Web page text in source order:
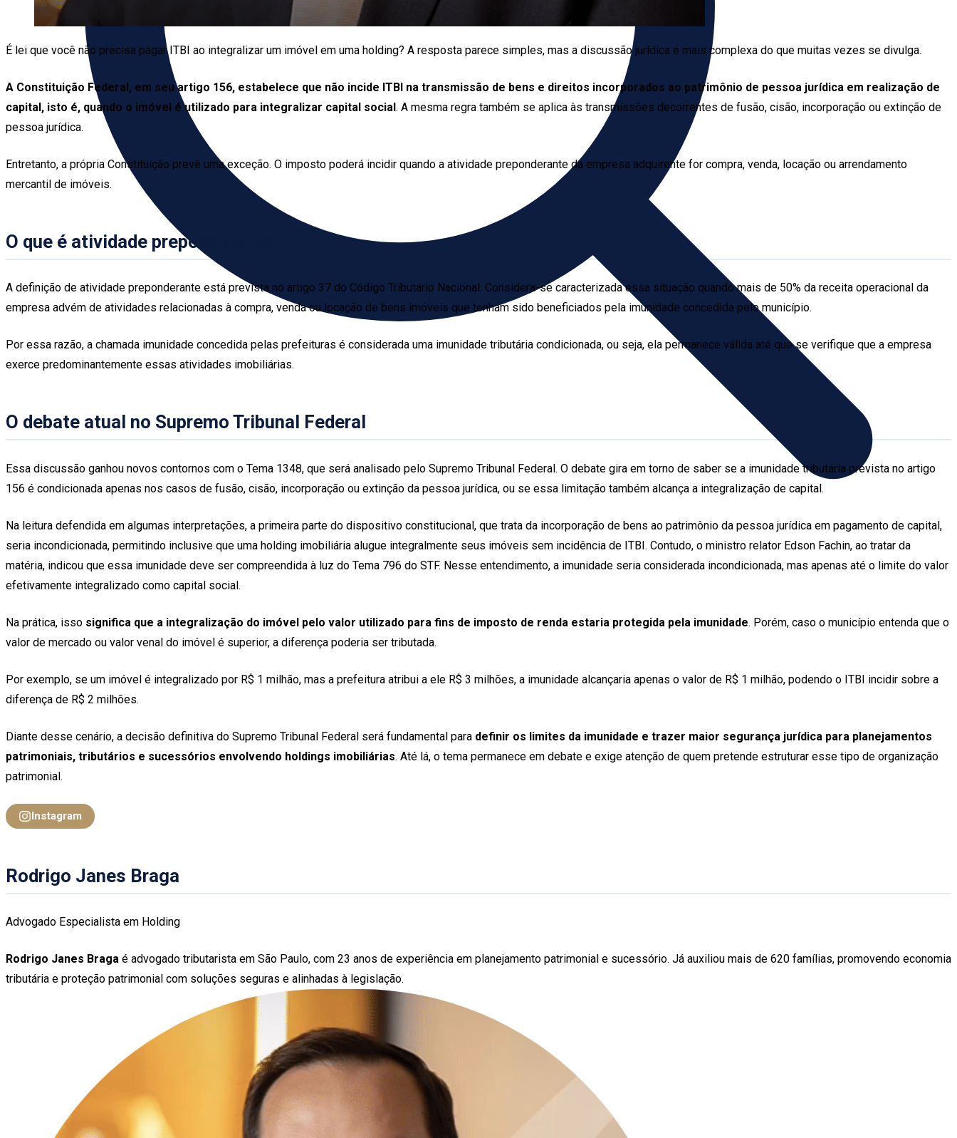
É lei que você não precisa pagar ITBI ao integralizar um imóvel em uma holding? A resposta parece simples, mas a discussão jurídica é mais complexa do que muitas vezes se divulga.
A Constituição Federal, em seu artigo 156, estabelece que não incide ITBI na transmissão de bens e direitos incorporados ao patrimônio de pessoa jurídica em realização de
capital, isto é, quando o imóvel é utilizado para integralizar capital social. A mesma regra também se aplica às transmissões decorrentes de fusão, cisão, incorporação ou extinção de
pessoa jurídica.
Entretanto, a própria Constituição prevê uma exceção. O imposto poderá incidir quando a atividade preponderante da empresa adquirente for compra, venda, locação ou arrendamento
mercantil de imóveis.
O que é atividade preponderante
A definição de atividade preponderante está prevista no artigo 37 do Código Tributário Nacional. Considera-se caracterizada essa situação quando mais de 50% da receita operacional da
empresa advém de atividades relacionadas à compra, venda ou locação de bens imóveis que tenham sido beneficiados pela imunidade concedida pelo município.
Por essa razão, a chamada imunidade concedida pelas prefeituras é considerada uma imunidade tributária condicionada, ou seja, ela permanece válida até que se verifique que a empresa
exerce predominantemente essas atividades imobiliárias.
O debate atual no Supremo Tribunal Federal
Essa discussão ganhou novos contornos com o Tema 1348, que será analisado pelo Supremo Tribunal Federal. O debate gira em torno de saber se a imunidade tributária prevista no artigo
156 é condicionada apenas nos casos de fusão, cisão, incorporação ou extinção da pessoa jurídica, ou se essa limitação também alcança a integralização de capital.
Na leitura defendida em algumas interpretações, a primeira parte do dispositivo constitucional, que trata da incorporação de bens ao patrimônio da pessoa jurídica em pagamento de capital,
seria incondicionada, permitindo inclusive que uma holding imobiliária alugue integralmente seus imóveis sem incidência de ITBI. Contudo, o ministro relator Edson Fachin, ao tratar da
matéria, indicou que essa imunidade deve ser compreendida à luz do Tema 796 do STF. Nesse entendimento, a imunidade seria considerada incondicionada, mas apenas até o limite do valor
efetivamente integralizado como capital social.
Na prática, isso significa que a integralização do imóvel pelo valor utilizado para fins de imposto de renda estaria protegida pela imunidade. Porém, caso o município entenda que o
valor de mercado ou valor venal do imóvel é superior, a diferença poderia ser tributada.
Por exemplo, se um imóvel é integralizado por R$ 1 milhão, mas a prefeitura atribui a ele R$ 3 milhões, a imunidade alcançaria apenas o valor de R$ 1 milhão, podendo o ITBI incidir sobre a
diferença de R$ 2 milhões.
Diante desse cenário, a decisão definitiva do Supremo Tribunal Federal será fundamental para definir os limites da imunidade e trazer maior segurança jurídica para planejamentos
patrimoniais, tributários e sucessórios envolvendo holdings imobiliárias. Até lá, o tema permanece em debate e exige atenção de quem pretende estruturar esse tipo de organização
patrimonial.
Instagram
Rodrigo Janes Braga
Advogado Especialista em Holding
Rodrigo Janes Braga é advogado tributarista em São Paulo, com 23 anos de experiência em planejamento patrimonial e sucessório. Já auxiliou mais de 620 famílias, promovendo economia
tributária e proteção patrimonial com soluções seguras e alinhadas à legislação.